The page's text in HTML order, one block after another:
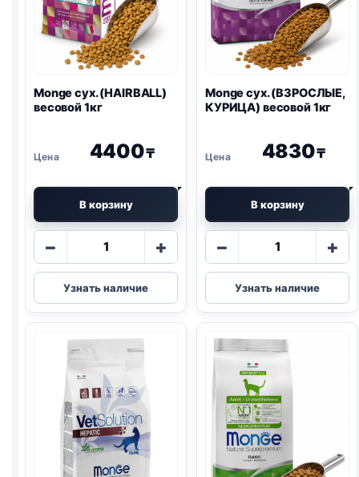
Monge сух. (HAIRBALL)
весовой 1кг
4400₸
В корзину
−
Количество
Monge
сух.
(HAIRBALL)
+
Узнать наличие
Monge сух. (ВЗРОСЛЫЕ,
КУРИЦА) весовой 1кг
4830₸
В корзину
−
Количество
Monge
сух.
(ВЗРОСЛЫЕ,
весовой
+
Узнать наличие